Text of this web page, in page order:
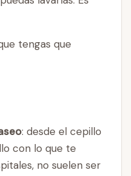
tengas que
: desde el cepillo
con lo que te
no suelen ser